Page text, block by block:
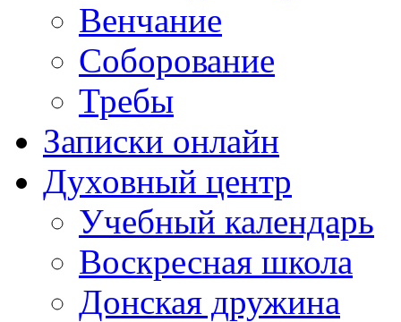
Венчание
Соборование
Требы
Записки онлайн
Духовный центр
Учебный календарь
Воскресная школа
Донская дружина